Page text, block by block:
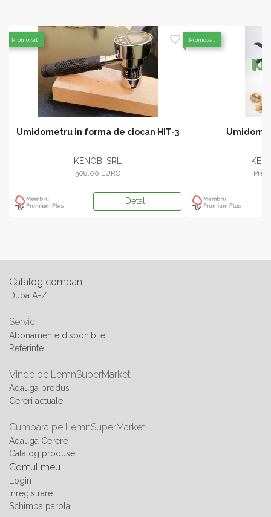
Umidometru in forma de ciocan HIT-3
KENOBI SRL
308.00 EURO
Detalii
Promovat
Pret
Promovat
Catalog companii
Dupa A-Z
Servicii
Abonamente disponibile
Referinte
Vinde pe LemnSuperMarket
Adauga produs
Cereri actuale
Cumpara pe LemnSuperMarket
Adauga Cerere
Catalog produse
Contul meu
Login
Inregistrare
Schimba parola